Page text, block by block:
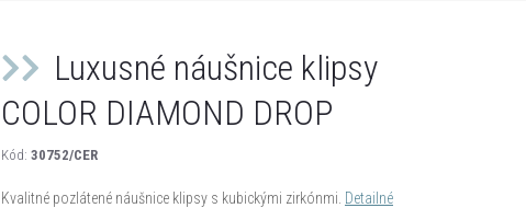
Luxusné náušnice klipsy
COLOR DIAMOND DROP
Kód: 30752/CER
Kvalitné pozlátené náušnice klipsy s kubickými zirkónmi. Detailné